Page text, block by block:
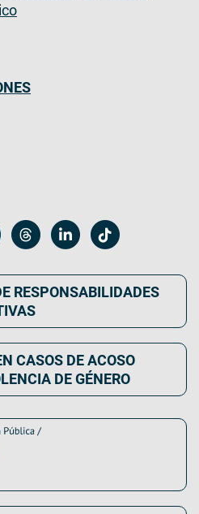
RESPONSABILIDADES
CASOS DE ACOSO
DE GÉNERO